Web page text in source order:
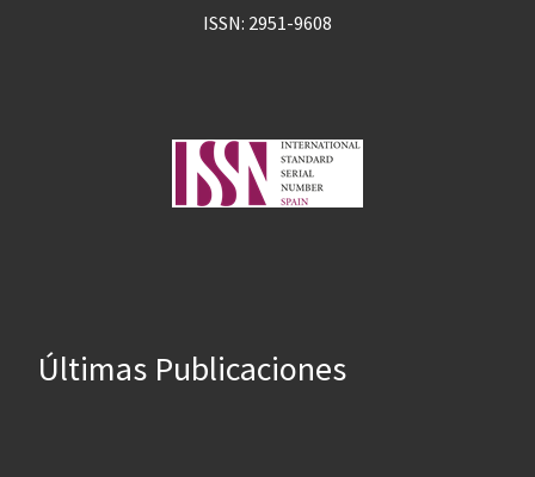
ISSN: 2951-9608
Últimas Publicaciones